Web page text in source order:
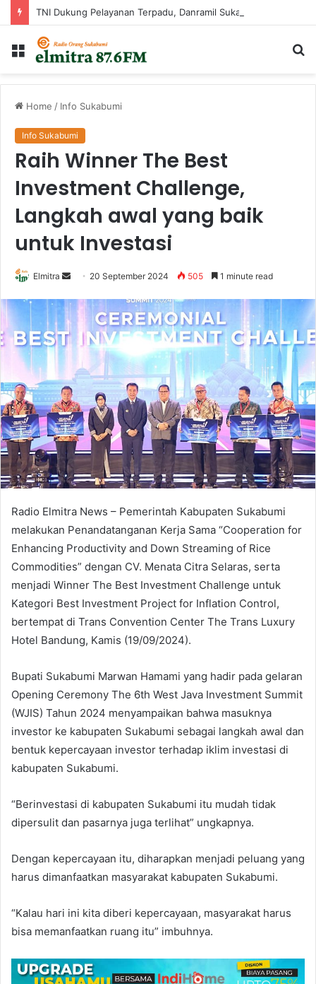
Menu
Home / Info Sukabumi
Info Sukabumi
Raih Winner The Best
Investment Challenge,
Langkah awal yang baik
untuk Investasi
Elmitra
Send
email
20 September 2024 505 1 minute read
Radio Elmitra News – Pemerintah Kabupaten Sukabumi
melakukan Penandatanganan Kerja Sama “Cooperation for
Enhancing Productivity and Down Streaming of Rice
Commodities” dengan CV. Menata Citra Selaras, serta
menjadi Winner The Best Investment Challenge untuk
Kategori Best Investment Project for Inflation Control,
bertempat di Trans Convention Center The Trans Luxury
Hotel Bandung, Kamis (19/09/2024).
Bupati Sukabumi Marwan Hamami yang hadir pada gelaran
Opening Ceremony The 6th West Java Investment Summit
(WJIS) Tahun 2024 menyampaikan bahwa masuknya
investor ke kabupaten Sukabumi sebagai langkah awal dan
bentuk kepercayaan investor terhadap iklim investasi di
kabupaten Sukabumi.
“Berinvestasi di kabupaten Sukabumi itu mudah tidak
dipersulit dan pasarnya juga terlihat” ungkapnya.
Dengan kepercayaan itu, diharapkan menjadi peluang yang
harus dimanfaatkan masyarakat kabupaten Sukabumi.
“Kalau hari ini kita diberi kepercayaan, masyarakat harus
bisa memanfaatkan ruang itu” imbuhnya.